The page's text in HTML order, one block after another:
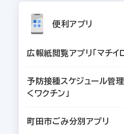
便利アプリ
広報紙閲覧アプリ「マチイ
予防接種スケジュール管理
くワクチン」
町田市ごみ分別アプリ